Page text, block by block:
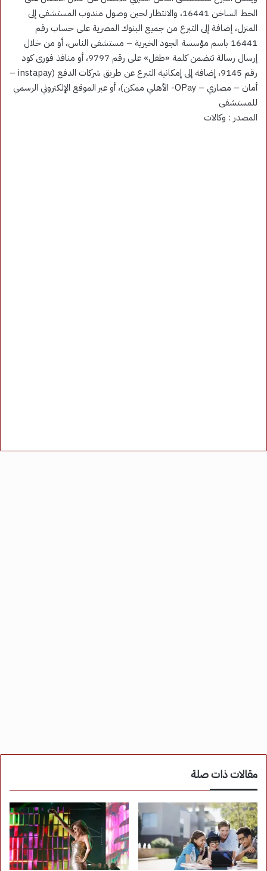
الخط الساخن 16441، والانتظار لحين وصول مندوب المستشفى إلى
المنزل، إضافة إلى التبرع من جميع البنوك المصرية على حساب رقم
16441 باسم مؤسسة الجود الخيرية – مستشفى الناس، أو من خلال
إرسال رسالة تتضمن كلمة «طفل» على رقم 9797، أو منافذ فورى كود
رقم 9145، إضافة إلى إمكانية التبرع عن طريق شركات الدفع (instapay –
أمان – مصاري – OPay- الأهلي ممكن)، أو عبر الموقع الإلكتروني الرسمي
للمستشفى
المصدر : وكالات
مقالات ذات صلة